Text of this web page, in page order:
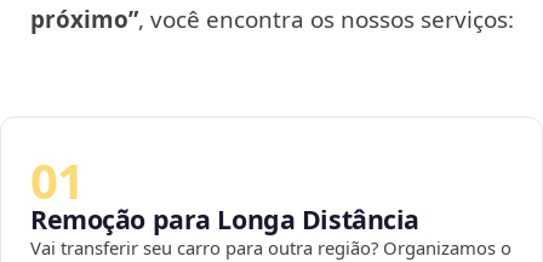
próximo”, você encontra os nossos serviços:
01
Remoção para Longa Distância
Vai transferir seu carro para outra região? Organizamos o